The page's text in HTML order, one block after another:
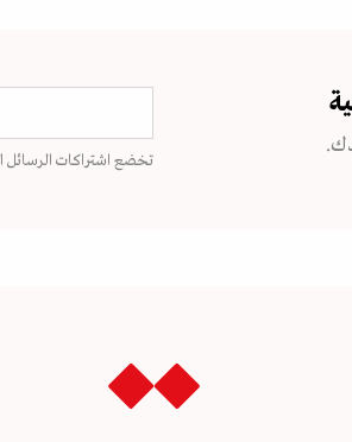
تخضع اشتراكات الرسائل